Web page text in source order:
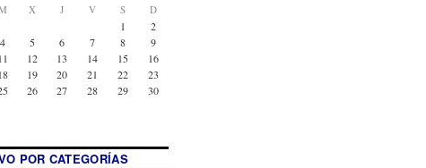
X J V S D
1
2
4 5 6 7 8
9
11 12 13 14 15
16
18 19 20 21 22
23
26 27 28 29
30
POR CATEGORÍAS